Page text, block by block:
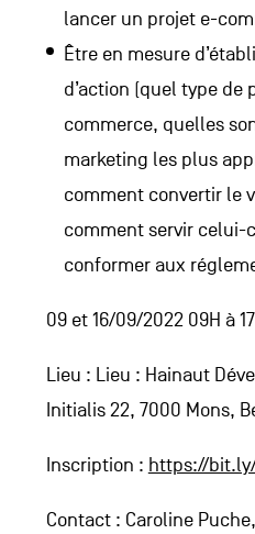
lancer un projet e-
Être en mesure
d’action (quel type de
commerce, quelles
marketing les plus
comment convertir le
comment servir celui-
conformer aux
09 et 16/09/2022 09H à
Lieu : Lieu : Hainaut
Initialis 22, 7000 Mons,
Inscription : https://bit.ly/
Contact : Caroline